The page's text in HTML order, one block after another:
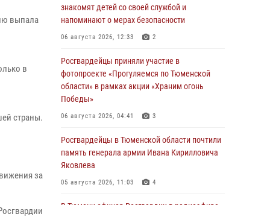
выпала
в
страны.
за
знакомят детей со своей службой и
напоминают о мерах безопасности
06 августа 2026, 12:33 2
Росгвардейцы приняли участие в
фотопроекте «Прогуляемся по Тюменской
области» в рамках акции «Храним огонь
Победы»
06 августа 2026, 04:41 3
Росгвардейцы в Тюменской области почтили
память генерала армии Ивана Кирилловича
Яковлева
05 августа 2026, 11:03 4
В Тюмени офицер Росгвардии в радиоэфире